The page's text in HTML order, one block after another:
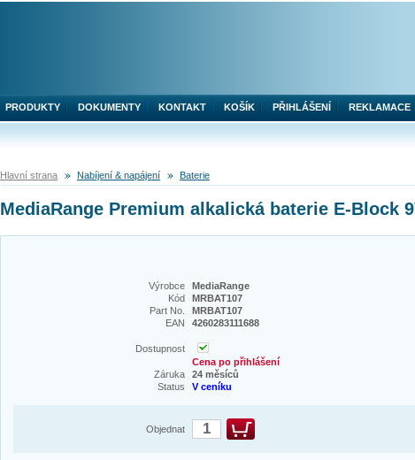
Hlavní strana Nabíjení & napájení Baterie
MediaRange Premium alkalická baterie E-Block
Výrobce
MediaRange
Kód
MRBAT107
Part No.
MRBAT107
EAN
4260283111688
Dostupnost
Cena po přihlášení
Záruka
24 měsíců
Status
V ceníku
Objednat
PRODUKTY DOKUMENTY KONTAKT KOŠÍK PŘIHLÁŠENÍ REKLAMACE